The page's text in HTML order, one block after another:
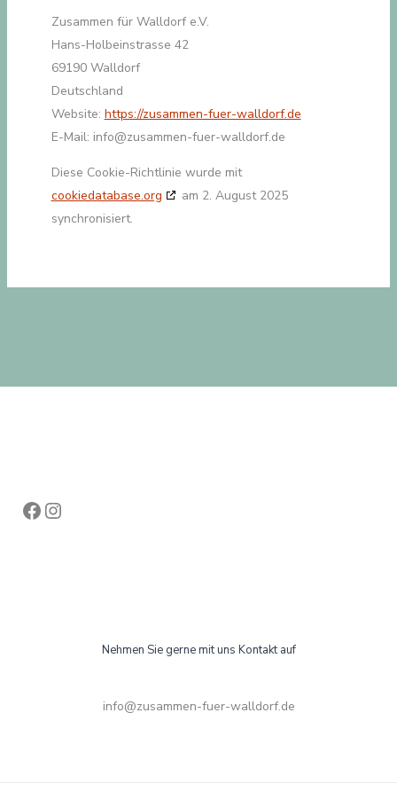
Zusammen für Walldorf e.V.
Hans-Holbeinstrasse 42
69190 Walldorf
Deutschland
Website: https://zusammen-fuer-walldorf.de
E-Mail: info@zusammen-fuer-walldorf.de
Diese Cookie-Richtlinie wurde mit
cookiedatabase.org
am 2. August 2025
synchronisiert.
Facebook
Instagram
Nehmen Sie gerne mit uns Kontakt auf
info@zusammen-fuer-walldorf.de